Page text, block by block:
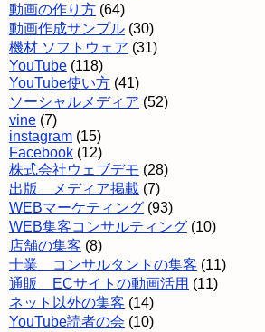
動画の作り方 (64)
動画作成サンプル (30)
機材 ソフトウェア (31)
YouTube (118)
YouTube使い方 (41)
ソーシャルメディア (52)
vine (7)
instagram (15)
Facebook (12)
株式会社ウェブデモ (28)
出版 メディア掲載 (7)
WEBマーケティング (93)
WEB集客コンサルティング (10)
店舗の集客 (8)
士業 コンサルタントの集客 (11)
通販 ECサイトの動画活用 (11)
ネット以外の集客 (14)
YouTube読者の会 (10)